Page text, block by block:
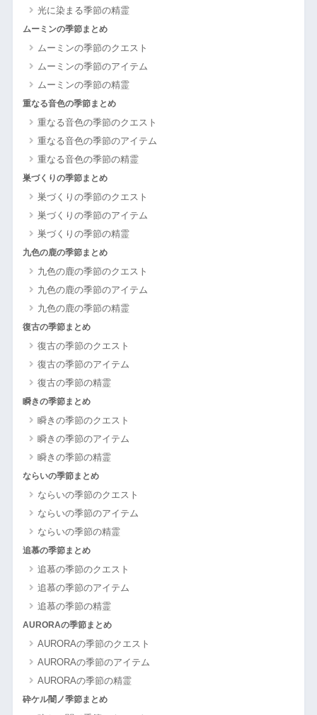
光に染まる季節の精霊
ムーミンの季節まとめ
ムーミンの季節のクエスト
ムーミンの季節のアイテム
ムーミンの季節の精霊
重なる音色の季節まとめ
重なる音色の季節のクエスト
重なる音色の季節のアイテム
重なる音色の季節の精霊
巣づくりの季節まとめ
巣づくりの季節のクエスト
巣づくりの季節のアイテム
巣づくりの季節の精霊
九色の鹿の季節まとめ
九色の鹿の季節のクエスト
九色の鹿の季節のアイテム
九色の鹿の季節の精霊
復古の季節まとめ
復古の季節のクエスト
復古の季節のアイテム
復古の季節の精霊
瞬きの季節まとめ
瞬きの季節のクエスト
瞬きの季節のアイテム
瞬きの季節の精霊
ならいの季節まとめ
ならいの季節のクエスト
ならいの季節のアイテム
ならいの季節の精霊
追慕の季節まとめ
追慕の季節のクエスト
追慕の季節のアイテム
追慕の季節の精霊
AURORAの季節まとめ
AURORAの季節のクエスト
AURORAの季節のアイテム
AURORAの季節の精霊
砕ケル闇ノ季節まとめ